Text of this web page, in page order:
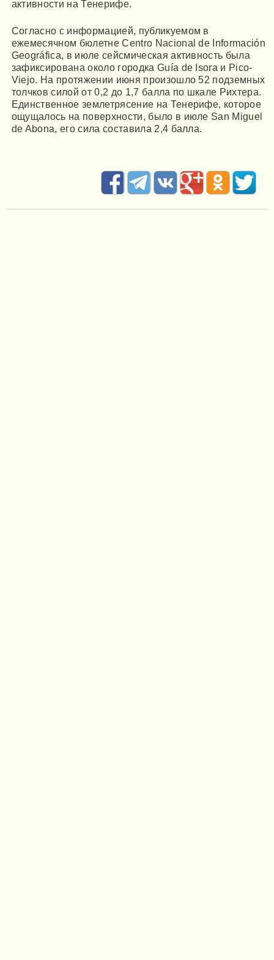
активности на Тенерифе.
Согласно с информацией, публикуемом в
ежемесячном бюлетне Centro Nacional de Información
Geográfica, в июле сейсмическая активность была
зафиксирована около городка Guía de Isora и Pico-
Viejo. На протяжении июня произошло 52 подземных
толчков силой от 0,2 до 1,7 балла по шкале Рихтера.
Единственное землетрясение на Тенерифе, которое
ощущалось на поверхности, было в июле San Miguel
de Abona, его сила составила 2,4 балла.